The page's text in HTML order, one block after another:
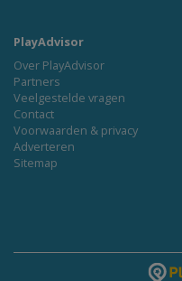
PlayAdvisor
Over PlayAdvisor
Partners
Veelgestelde vragen
Contact
Voorwaarden & privacy
Adverteren
Sitemap